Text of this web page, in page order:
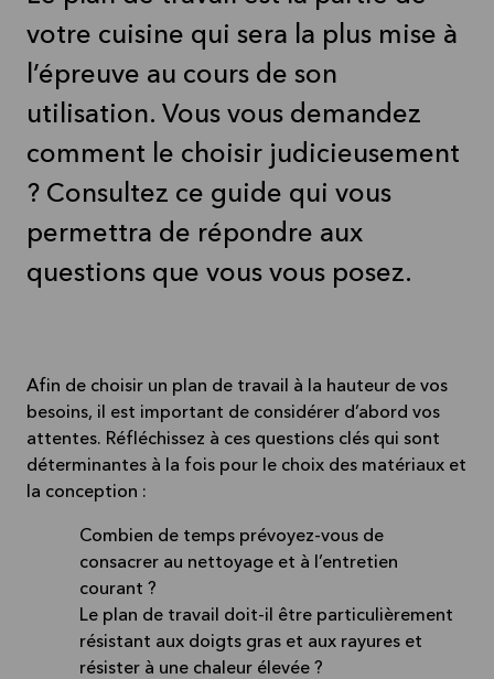
votre cuisine qui sera la plus mise à
l’épreuve au cours de son
utilisation. Vous vous demandez
comment le choisir judicieusement
? Consultez ce guide qui vous
permettra de répondre aux
questions que vous vous posez.
Afin de choisir un plan de travail à la hauteur de vos
besoins, il est important de considérer d’abord vos
attentes. Réfléchissez à ces questions clés qui sont
déterminantes à la fois pour le choix des matériaux et
la conception :
Combien de temps prévoyez-vous de
consacrer au nettoyage et à l’entretien
courant ?
Le plan de travail doit-il être particulièrement
résistant aux doigts gras et aux rayures et
résister à une chaleur élevée ?